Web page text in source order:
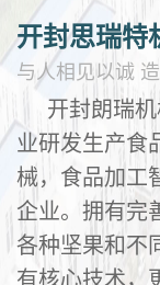
开封思瑞特
与人相见以诚
开封朗瑞
业研发生产食
械，食品加工
企业。拥有完
各种坚果和不
有核心技术，